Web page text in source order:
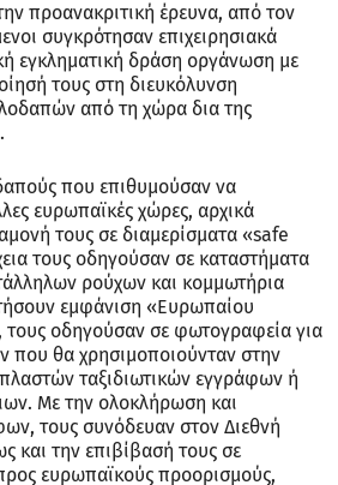
προανακριτική έρευνα, από τον
συγκρότησαν επιχειρησιακά
εγκληματική δράση οργάνωση με
τους στη διευκόλυνση
από τη χώρα δια της
που επιθυμούσαν να
ευρωπαϊκές χώρες, αρχικά
τους σε διαμερίσματα «safe
τους οδηγούσαν σε καταστήματα
ρούχων και κομμωτήρια
εμφάνιση «Ευρωπαίου
οδηγούσαν σε φωτογραφεία για
θα χρησιμοποιούνταν στην
ταξιδιωτικών εγγράφων ή
Με την ολοκλήρωση και
τους συνόδευαν στον Διεθνή
και την επιβίβασή τους σε
ευρωπαϊκούς προορισμούς,